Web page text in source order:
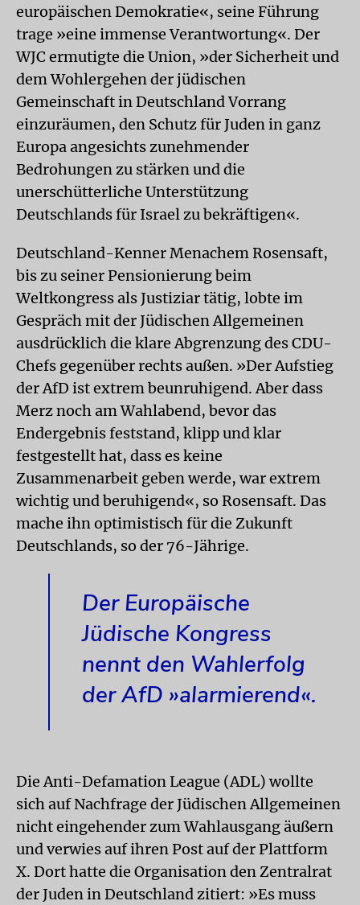
europäischen Demokratie«, seine Führung
trage »eine immense Verantwortung«. Der
WJC ermutigte die Union, »der Sicherheit und
dem Wohlergehen der jüdischen
Gemeinschaft in Deutschland Vorrang
einzuräumen, den Schutz für Juden in ganz
Europa angesichts zunehmender
Bedrohungen zu stärken und die
unerschütterliche Unterstützung
Deutschlands für Israel zu bekräftigen«.
Deutschland-Kenner Menachem Rosensaft,
bis zu seiner Pensionierung beim
Weltkongress als Justiziar tätig, lobte im
Gespräch mit der Jüdischen Allgemeinen
ausdrücklich die klare Abgrenzung des CDU-
Chefs gegenüber rechts außen. »Der Aufstieg
der AfD ist extrem beunruhigend. Aber dass
Merz noch am Wahlabend, bevor das
Endergebnis feststand, klipp und klar
festgestellt hat, dass es keine
Zusammenarbeit geben werde, war extrem
wichtig und beruhigend«, so Rosensaft. Das
mache ihn optimistisch für die Zukunft
Deutschlands, so der 76-Jährige.
Der Europäische
Jüdische Kongress
nennt den Wahlerfolg
der AfD »alarmierend«.
Die Anti-Defamation League (ADL) wollte
sich auf Nachfrage der Jüdischen Allgemeinen
nicht eingehender zum Wahlausgang äußern
und verwies auf ihren Post auf der Plattform
X. Dort hatte die Organisation den Zentralrat
der Juden in Deutschland zitiert: »Es muss